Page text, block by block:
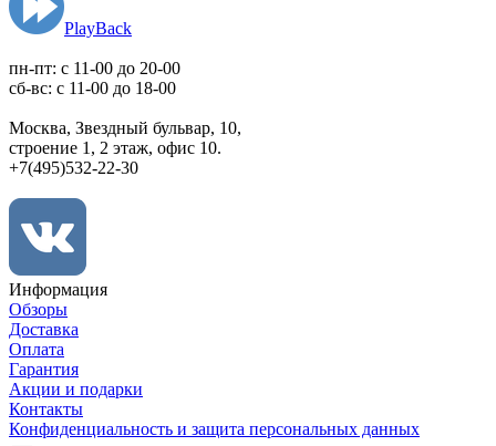
PlayBack
пн-пт: c 11-00 до 20-00
сб-вс: с 11-00 до 18-00
Москва, Звездный бульвар, 10,
строение 1, 2 этаж, офис 10.
+7(495)532-22-30
Информация
Обзоры
Доставка
Оплата
Гарантия
Акции и подарки
Контакты
Конфиденциальность и защита персональных данных